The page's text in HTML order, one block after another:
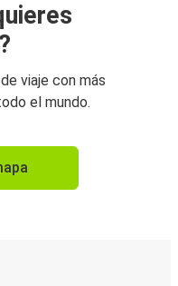
viaje con más
el mundo.